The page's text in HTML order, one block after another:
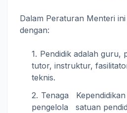
Dalam Peraturan Menteri
dengan:
Pendidik adalah guru,
tutor, instruktur,
teknis.
Tenaga
pengelola satuan